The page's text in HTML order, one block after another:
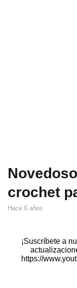
crochet
hace 6 años
¡Suscríbete a
https://